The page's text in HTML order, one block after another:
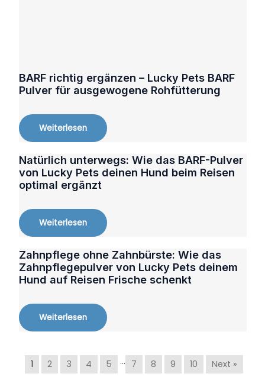
BARF richtig ergänzen – Lucky Pets BARF
Pulver für ausgewogene Rohfütterung
Weiterlesen
Natürlich unterwegs: Wie das BARF-Pulver
von Lucky Pets deinen Hund beim Reisen
optimal ergänzt
Weiterlesen
Zahnpflege ohne Zahnbürste: Wie das
Zahnpflegepulver von Lucky Pets deinem
Hund auf Reisen Frische schenkt
Weiterlesen
1 2 3 4 5 … 7 8 9 10 Next »